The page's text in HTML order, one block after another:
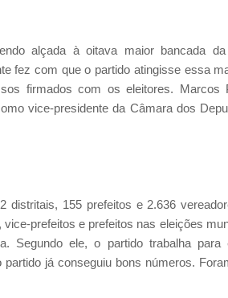
alçada à oitava maior bancada
fez com que o partido atingisse essa
firmados com os eleitores. Marcos
vice-presidente da Câmara dos
distritais, 155 prefeitos e 2.636
prefeitos e prefeitos nas eleições
Segundo ele, o partido trabalha para
já conseguiu bons números.